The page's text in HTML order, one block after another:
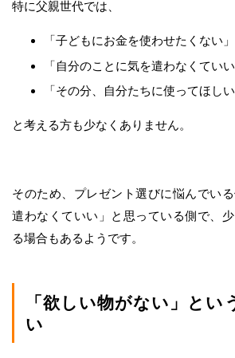
特に父親世代では、
「子どもにお金を使わせたくない」
「自分のことに気を遣わなくていい
「その分、自分たちに使ってほしい
と考える方も少なくありません。
そのため、プレゼント選びに悩んでい
遣わなくていい」と思っている側で、
る場合もあるようです。
「欲しい物がない」とい
い